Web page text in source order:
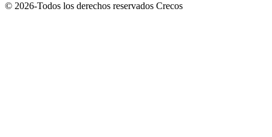
© 2026-Todos los derechos reservados Crecos